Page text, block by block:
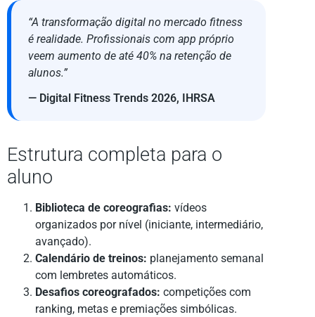
“A transformação digital no mercado fitness
é realidade. Profissionais com app próprio
veem aumento de até 40% na retenção de
alunos.”
— Digital Fitness Trends 2026, IHRSA
Estrutura completa para o
aluno
Biblioteca de coreografias: vídeos
organizados por nível (iniciante, intermediário,
avançado).
Calendário de treinos: planejamento semanal
com lembretes automáticos.
Desafios coreografados: competições com
ranking, metas e premiações simbólicas.